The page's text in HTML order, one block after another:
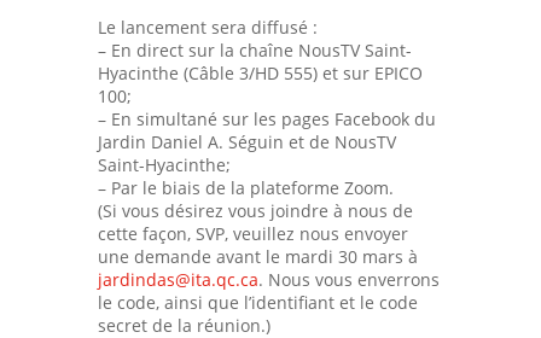
Le lancement sera diffusé :
– En direct sur la chaîne NousTV Saint-
Hyacinthe (Câble 3/HD 555) et sur EPICO
100;
– En simultané sur les pages Facebook du
Jardin Daniel A. Séguin et de NousTV
Saint-Hyacinthe;
– Par le biais de la plateforme Zoom.
(Si vous désirez vous joindre à nous de
cette façon, SVP, veuillez nous envoyer
une demande avant le mardi 30 mars à
jardindas@ita.qc.ca. Nous vous enverrons
le code, ainsi que l’identifiant et le code
secret de la réunion.)